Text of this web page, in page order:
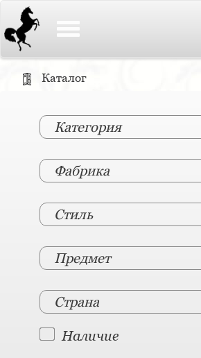
Каталог
Категория
Фабрика
Стиль
Предмет
Страна
Наличие